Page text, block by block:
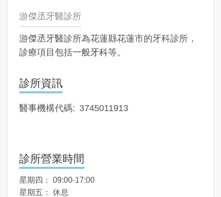
游傑丞牙醫診所
游傑丞牙醫診所為花蓮縣花蓮市的牙科診所，
診療項目包括一般牙科等。
診所資訊
醫事機構代碼 3745011913
診所營業時間
星期四： 09:00-17:00
星期五： 休息